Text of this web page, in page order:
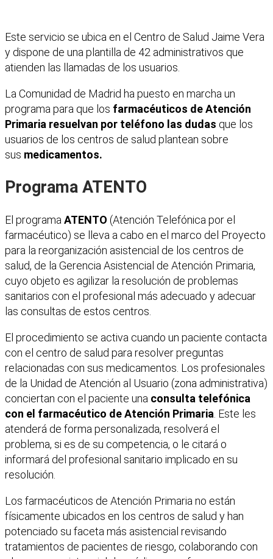
Este servicio se ubica en el Centro de Salud Jaime Vera
y dispone de una plantilla de 42 administrativos que
atienden las llamadas de los usuarios.
La Comunidad de Madrid ha puesto en marcha un
programa para que los farmacéuticos de Atención
Primaria resuelvan por teléfono las dudas que los
usuarios de los centros de salud plantean sobre
sus medicamentos.
Programa ATENTO
El programa ATENTO (Atención Telefónica por el
farmacéutico) se lleva a cabo en el marco del Proyecto
para la reorganización asistencial de los centros de
salud, de la Gerencia Asistencial de Atención Primaria,
cuyo objeto es agilizar la resolución de problemas
sanitarios con el profesional más adecuado y adecuar
las consultas de estos centros.
El procedimiento se activa cuando un paciente contacta
con el centro de salud para resolver preguntas
relacionadas con sus medicamentos. Los profesionales
de la Unidad de Atención al Usuario (zona administrativa)
conciertan con el paciente una consulta telefónica
con el farmacéutico de Atención Primaria . Este les
atenderá de forma personalizada, resolverá el
problema, si es de su competencia, o le citará o
informará del profesional sanitario implicado en su
resolución.
Los farmacéuticos de Atención Primaria no están
físicamente ubicados en los centros de salud y han
potenciado su faceta más asistencial revisando
tratamientos de pacientes de riesgo, colaborando con